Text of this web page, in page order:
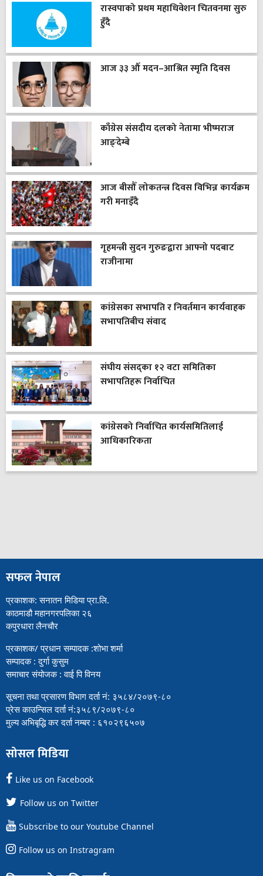
रास्वपाको प्रथम महाधिवेशन चितवनमा सुरु
हुँदै
आज ३३ औँ मदन–आश्रित स्मृति दिवस
काँग्रेस संसदीय दलको नेतामा भीष्मराज
आङ्देम्बे
आज बीसौँ लोकतन्त्र दिवस विभिन्न कार्यक्रम
गरी मनाइँदै
गृहमन्त्री सुदन गुरुङद्वारा आफ्नो पदबाट
राजीनामा
कांग्रेसका सभापति र निवर्तमान कार्यवाहक
सभापतिबीच संवाद
संघीय संसद्का १२ वटा समितिका
सभापतिहरू निर्वाचित
कांग्रेसको निर्वाचित कार्यसमितिलाई
आधिकारिकता
सफल नेपाल
प्रकाशक: सनातन मिडिया प्रा.लि.
काठमाडौ महानगरपलिका २६
कपुरधारा लैनचौर
प्रकाशक/ प्रधान सम्पादक :शोभा शर्मा
सम्पादक : दुर्गा कुसुम
समाचार संयोजक : वाई पि विनय
सूचना तथा प्रसारण विभाग दर्ता नं: ३५८४/२०७९-८०
प्रेस काउन्सिल दर्ता नं:३५८९/२०७९-८०
मुल्य अभिबृद्धि कर दर्ता नम्बर : ६१०२९६५०७
सोसल मिडिया
Like us on Facebook
Follow us on Twitter
Subscribe to our Youtube Channel
Follow us on Instragram